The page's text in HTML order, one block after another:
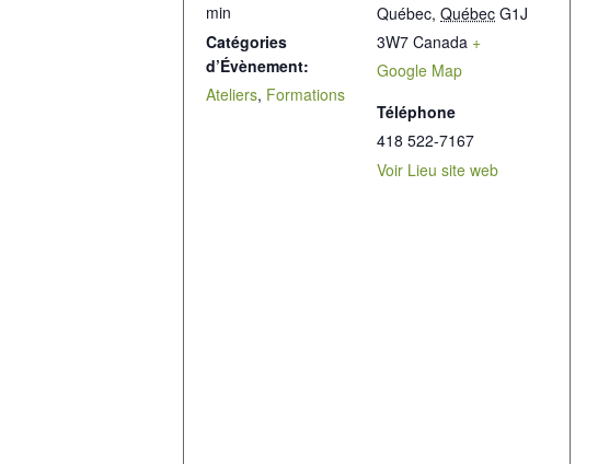
min
Catégories
d’Évènement:
Ateliers, Formations
Québec, Québec G1J
3W7 Canada +
Google Map
Téléphone
418 522-7167
Voir Lieu site web